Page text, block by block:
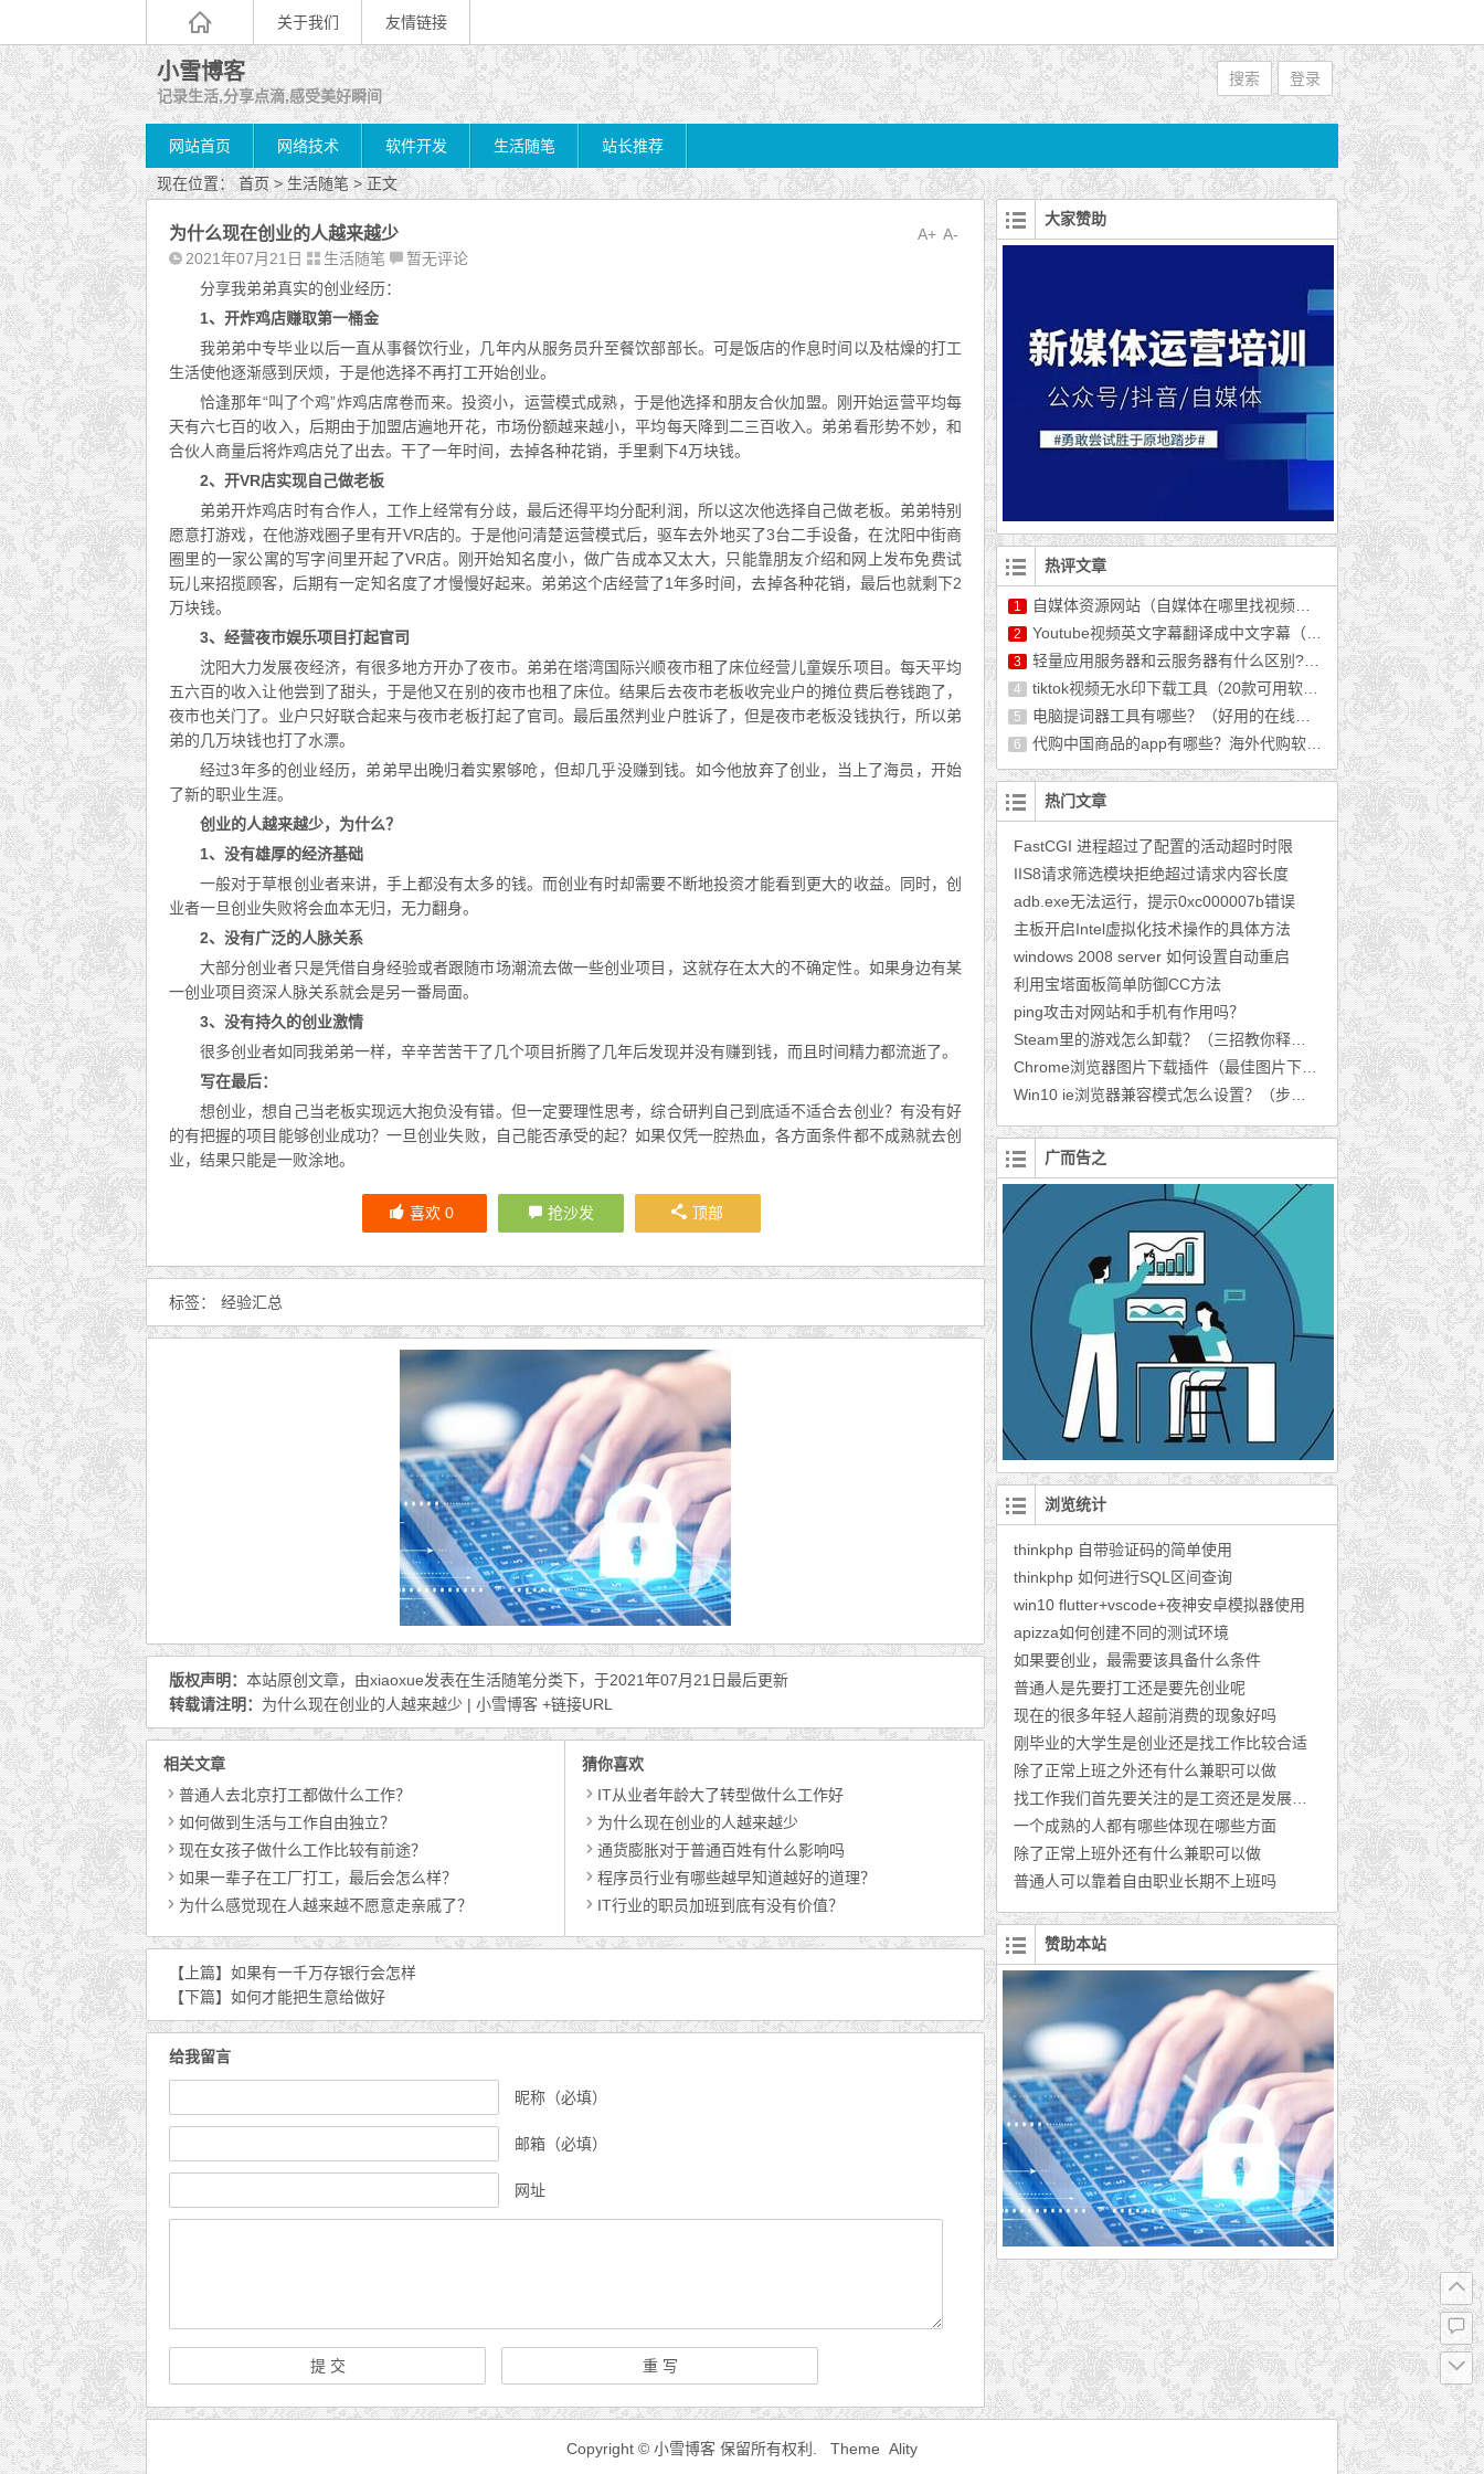
关于我们 友情链接
小雪博客
记录生活,分享点滴,感受美好瞬间
搜索 登录
网站首页 网络技术 软件开发 生活随笔 站长推荐
现在位置：首页>生活随笔> 正文
A-
A+
为什么现在创业的人越来越少
2021年07月21日 生活随笔
暂无评论
分享我弟弟真实的创业经历：
1、开炸鸡店赚取第一桶金
我弟弟中专毕业以后一直从事餐饮行业，几年内从服务员升至餐饮部部长。可是饭店的作息时间以及枯燥的打工
生活使他逐渐感到厌烦，于是他选择不再打工开始创业。
恰逢那年“叫了个鸡”炸鸡店席卷而来。投资小，运营模式成熟，于是他选择和朋友合伙加盟。刚开始运营平均每
天有六七百的收入，后期由于加盟店遍地开花，市场份额越来越小，平均每天降到二三百收入。弟弟看形势不妙，和
合伙人商量后将炸鸡店兑了出去。干了一年时间，去掉各种花销，手里剩下4万块钱。
2、开VR店实现自己做老板
弟弟开炸鸡店时有合作人，工作上经常有分歧，最后还得平均分配利润，所以这次他选择自己做老板。弟弟特别
愿意打游戏，在他游戏圈子里有开VR店的。于是他问清楚运营模式后，驱车去外地买了3台二手设备，在沈阳中街商
圈里的一家公寓的写字间里开起了VR店。刚开始知名度小，做广告成本又太大，只能靠朋友介绍和网上发布免费试
玩儿来招揽顾客，后期有一定知名度了才慢慢好起来。弟弟这个店经营了1年多时间，去掉各种花销，最后也就剩下2
万块钱。
3、经营夜市娱乐项目打起官司
沈阳大力发展夜经济，有很多地方开办了夜市。弟弟在塔湾国际兴顺夜市租了床位经营儿童娱乐项目。每天平均
五六百的收入让他尝到了甜头，于是他又在别的夜市也租了床位。结果后去夜市老板收完业户的摊位费后卷钱跑了，
夜市也关门了。业户只好联合起来与夜市老板打起了官司。最后虽然判业户胜诉了，但是夜市老板没钱执行，所以弟
弟的几万块钱也打了水漂。
经过3年多的创业经历，弟弟早出晚归着实累够呛，但却几乎没赚到钱。如今他放弃了创业，当上了海员，开始
了新的职业生涯。
创业的人越来越少，为什么？
1、没有雄厚的经济基础
一般对于草根创业者来讲，手上都没有太多的钱。而创业有时却需要不断地投资才能看到更大的收益。同时，创
业者一旦创业失败将会血本无归，无力翻身。
2、没有广泛的人脉关系
大部分创业者只是凭借自身经验或者跟随市场潮流去做一些创业项目，这就存在太大的不确定性。如果身边有某
一创业项目资深人脉关系就会是另一番局面。
3、没有持久的创业激情
很多创业者如同我弟弟一样，辛辛苦苦干了几个项目折腾了几年后发现并没有赚到钱，而且时间精力都流逝了。
写在最后：
想创业，想自己当老板实现远大抱负没有错。但一定要理性思考，综合研判自己到底适不适合去创业？有没有好
的有把握的项目能够创业成功？一旦创业失败，自己能否承受的起？如果仅凭一腔热血，各方面条件都不成熟就去创
业，结果只能是一败涂地。
喜欢0 抢沙发 顶部
标签： 经验汇总
版权声明： 本站原创文章，由xiaoxue发表在生活随笔分类下，于2021年07月21日最后更新
转载请注明： 为什么现在创业的人越来越少 | 小雪博客 +链接URL
相关文章
普通人去北京打工都做什么工作？
如何做到生活与工作自由独立？
现在女孩子做什么工作比较有前途？
如果一辈子在工厂打工，最后会怎么样？
为什么感觉现在人越来越不愿意走亲戚了？
猜你喜欢
IT从业者年龄大了转型做什么工作好
为什么现在创业的人越来越少
通货膨胀对于普通百姓有什么影响吗
程序员行业有哪些越早知道越好的道理？
IT行业的职员加班到底有没有价值？
【上篇】 如果有一千万存银行会怎样
【下篇】 如何才能把生意给做好
给我留言
昵称（必填）
邮箱（必填）
网址
大家赞助
热评文章
1 自媒体资源网站（自媒体在哪里找视频资源）
2 Youtube视频英文字幕翻译成中文字幕（最新教程）
3 轻量应用服务器和云服务器有什么区别?哪个好用?
4 tiktok视频无水印下载工具（20款可用软件推荐）
5 电脑提词器工具有哪些？（好用的在线提词器分享）
6 代购中国商品的app有哪些？海外代购软件排行榜前十
热门文章
FastCGI 进程超过了配置的活动超时时限
IIS8请求筛选模块拒绝超过请求内容长度
adb.exe无法运行，提示0xc000007b错误
主板开启Intel虚拟化技术操作的具体方法
windows 2008 server 如何设置自动重启
利用宝塔面板简单防御CC方法
ping攻击对网站和手机有作用吗？
广而告之
浏览统计
thinkphp 自带验证码的简单使用
thinkphp 如何进行SQL区间查询
win10 flutter+vscode+夜神安卓模拟器使用
apizza如何创建不同的测试环境
如果要创业，最需要该具备什么条件
普通人是先要打工还是要先创业呢
现在的很多年轻人超前消费的现象好吗
刚毕业的大学生是创业还是找工作比较合适
除了正常上班之外还有什么兼职可以做
一个成熟的人都有哪些体现在哪些方面
除了正常上班外还有什么兼职可以做
普通人可以靠着自由职业长期不上班吗
赞助本站
Copyright © 小雪博客 保留所有权利. Theme Ality